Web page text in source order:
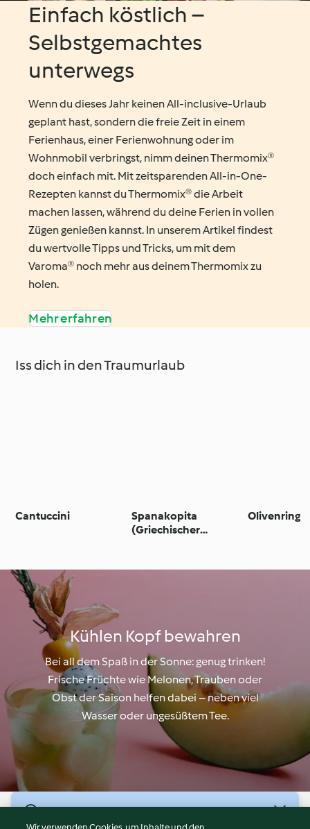
Einfach köstlich –
Selbstgemachtes
unterwegs
Wenn du dieses Jahr keinen All-inclusive-Urlaub
geplant hast, sondern die freie Zeit in einem
Ferienhaus, einer Ferienwohnung oder im
Wohnmobil verbringst, nimm deinen Thermomix®
doch einfach mit. Mit zeitsparenden All-in-One-
Rezepten kannst du Thermomix® die Arbeit
machen lassen, während du deine Ferien in vollen
Zügen genießen kannst. In unserem Artikel findest
du wertvolle Tipps und Tricks, um mit dem
Varoma® noch mehr aus deinem Thermomix zu
holen.
Mehr erfahren
Iss dich in den Traumurlaub
Cantuccini
Spanakopita
(Griechischer
Olivenring
Kühlen Kopf bewahren
Bei all dem Spaß in der Sonne: genug trinken!
Frische Früchte wie Melonen, Trauben oder
Obst der Saison helfen dabei – neben viel
Wasser oder ungesüßtem Tee.